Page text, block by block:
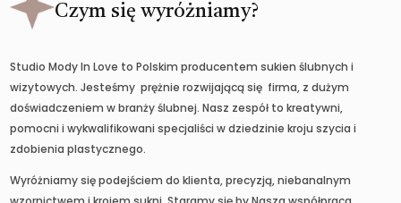
Czym się wyróżniamy?
Studio Mody In Love to Polskim producentem sukien ślubnych i
wizytowych. Jesteśmy prężnie rozwijającą się firma, z dużym
doświadczeniem w branży ślubnej. Nasz zespół to kreatywni,
pomocni i wykwalifikowani specjaliści w dziedzinie kroju szycia i
zdobienia plastycznego.
Wyróżniamy się podejściem do klienta, precyzją, niebanalnym